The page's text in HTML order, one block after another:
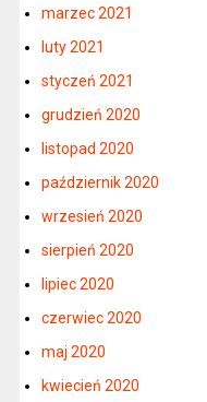
marzec 2021
luty 2021
styczeń 2021
grudzień 2020
listopad 2020
październik 2020
wrzesień 2020
sierpień 2020
lipiec 2020
czerwiec 2020
maj 2020
kwiecień 2020